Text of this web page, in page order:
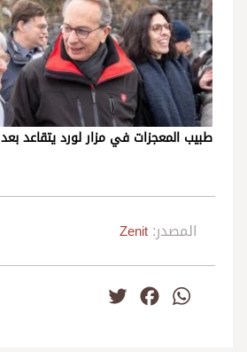
طبيب المعجزات في مزار لورد يتقاعد بعد 17 عامًا
المصدر: Zenit
WhatsApp
Facebook